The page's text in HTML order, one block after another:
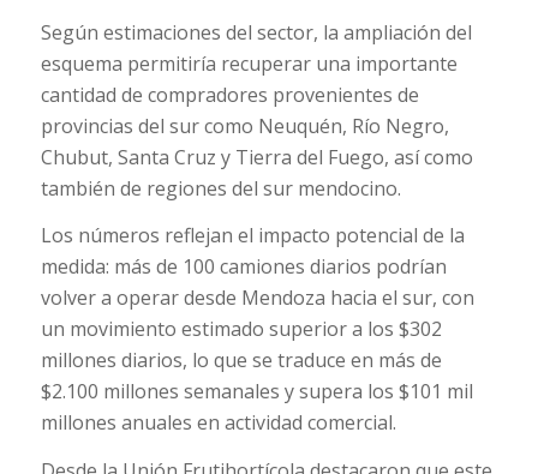
Según estimaciones del sector, la ampliación del
esquema permitiría recuperar una importante
cantidad de compradores provenientes de
provincias del sur como Neuquén, Río Negro,
Chubut, Santa Cruz y Tierra del Fuego, así como
también de regiones del sur mendocino.
Los números reflejan el impacto potencial de la
medida: más de 100 camiones diarios podrían
volver a operar desde Mendoza hacia el sur, con
un movimiento estimado superior a los $302
millones diarios, lo que se traduce en más de
$2.100 millones semanales y supera los $101 mil
millones anuales en actividad comercial.